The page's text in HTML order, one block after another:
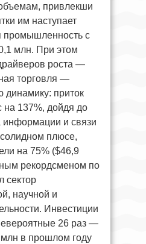
привлекши
им наступает
с
млн. При этом
роста —
торговля —
динамику: приток
на 137%, дойдя до
и связи
плюсе,
на 75% ($46,9
рекордсменом по
сектор
научной и
Инвестиции
26 раз —
в прошлом году